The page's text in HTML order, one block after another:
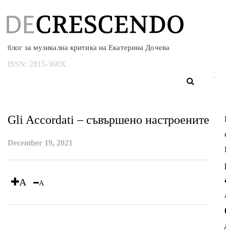
блог за музикална критика на Екатерина Дочева
ISSN: 2815-360X
Gli Accordati – съвършено настроените
December 19, 2021
A A